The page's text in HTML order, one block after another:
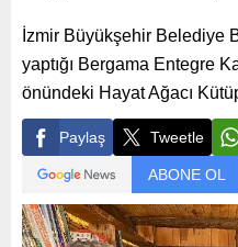
İzmir Büyükşehir Belediye
yaptığı Bergama Entegre
önündeki Hayat Ağacı
Paylaş Tweetle
ABONE OL